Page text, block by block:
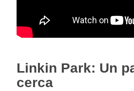
Linkin Park: Un
cerca